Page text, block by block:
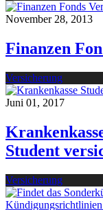
November 28, 2013
Finanzen
Versicherung
Juni 01, 2017
Student
Versicherung